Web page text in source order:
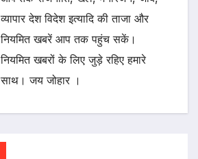
व्यापार देश विदेश इत्यादि की ताजा और
नियमित खबरें आप तक पहुंच सकें।
नियमित खबरों के लिए जुड़े रहिए हमारे
साथ। जय जोहार ।